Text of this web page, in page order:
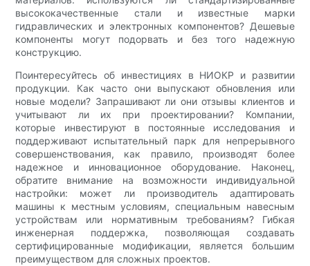
высококачественные стали и известные марки
гидравлических и электронных компонентов? Дешевые
компоненты могут подорвать и без того надежную
конструкцию.
Поинтересуйтесь об инвестициях в НИОКР и развитии
продукции. Как часто они выпускают обновления или
новые модели? Запрашивают ли они отзывы клиентов и
учитывают ли их при проектировании? Компании,
которые инвестируют в постоянные исследования и
поддерживают испытательный парк для непрерывного
совершенствования, как правило, производят более
надежное и инновационное оборудование. Наконец,
обратите внимание на возможности индивидуальной
настройки: может ли производитель адаптировать
машины к местным условиям, специальным навесным
устройствам или нормативным требованиям? Гибкая
инженерная поддержка, позволяющая создавать
сертифицированные модификации, является большим
преимуществом для сложных проектов.